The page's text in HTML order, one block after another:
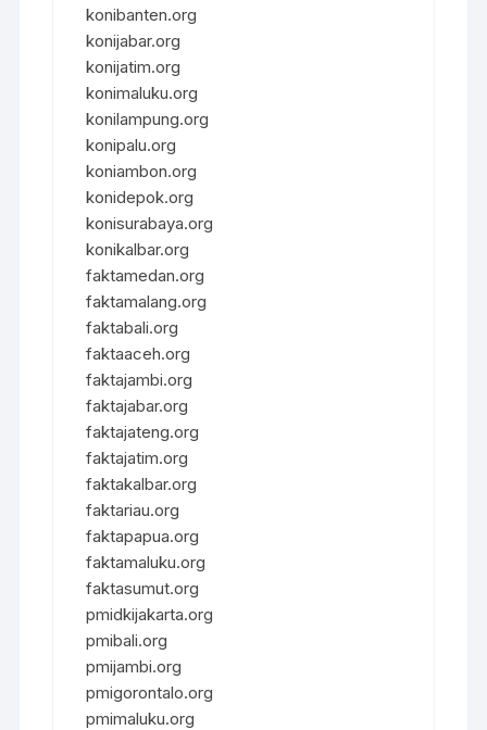
konibanten.org
konijabar.org
konijatim.org
konimaluku.org
konilampung.org
konipalu.org
koniambon.org
konidepok.org
konisurabaya.org
konikalbar.org
faktamedan.org
faktamalang.org
faktabali.org
faktaaceh.org
faktajambi.org
faktajabar.org
faktajateng.org
faktajatim.org
faktakalbar.org
faktariau.org
faktapapua.org
faktamaluku.org
faktasumut.org
pmidkijakarta.org
pmibali.org
pmijambi.org
pmigorontalo.org
pmimaluku.org